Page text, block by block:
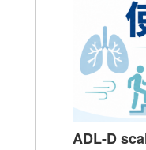
ADL-D